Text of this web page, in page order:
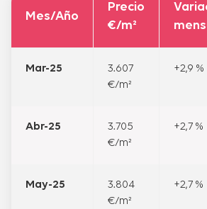
Mes/Año
Precio
€/m²
Mar-25
3.607
€/m²
+2,9 %
Abr-25
3.705
€/m²
+2,7 %
May-25
3.804
€/m²
+2,7 %